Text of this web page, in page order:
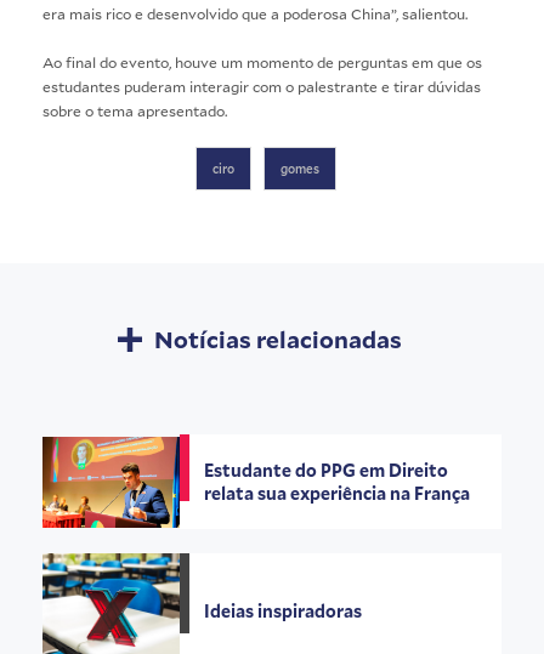
era mais rico e desenvolvido que a poderosa China”, salientou.
Ao final do evento, houve um momento de perguntas em que os
estudantes puderam interagir com o palestrante e tirar dúvidas
sobre o tema apresentado.
ciro gomes
Notícias relacionadas
Estudante do PPG em Direito
relata sua experiência na França
Ideias inspiradoras